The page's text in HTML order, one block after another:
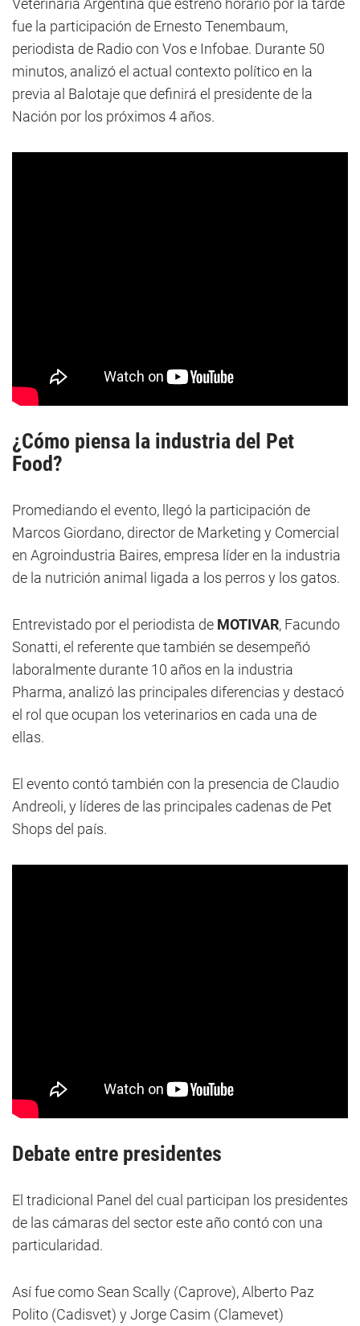
Veterinaria Argentina que estrenó horario por la tarde
fue la participación de Ernesto Tenembaum,
periodista de Radio con Vos e Infobae. Durante 50
minutos, analizó el actual contexto político en la
previa al Balotaje que definirá el presidente de la
Nación por los próximos 4 años.
¿Cómo piensa la industria del Pet
Food?
Promediando el evento, llegó la participación de
Marcos Giordano, director de Marketing y Comercial
en Agroindustria Baires, empresa líder en la industria
de la nutrición animal ligada a los perros y los gatos.
Entrevistado por el periodista de MOTIVAR, Facundo
Sonatti, el referente que también se desempeñó
laboralmente durante 10 años en la industria
Pharma, analizó las principales diferencias y destacó
el rol que ocupan los veterinarios en cada una de
ellas.
El evento contó también con la presencia de Claudio
Andreoli, y líderes de las principales cadenas de Pet
Shops del país.
Debate entre presidentes
El tradicional Panel del cual participan los presidentes
de las cámaras del sector este año contó con una
particularidad.
Así fue como Sean Scally (Caprove), Alberto Paz
Polito (Cadisvet) y Jorge Casim (Clamevet)